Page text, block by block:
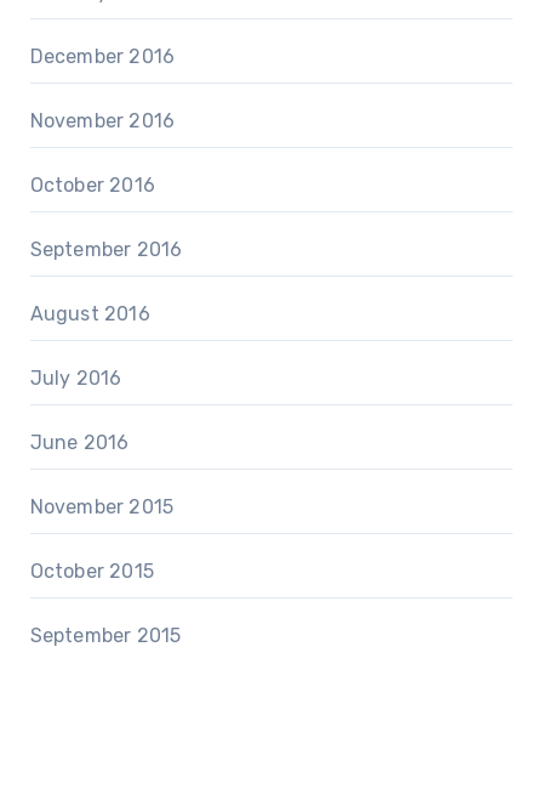
December 2016
November 2016
October 2016
September 2016
August 2016
July 2016
June 2016
November 2015
October 2015
September 2015